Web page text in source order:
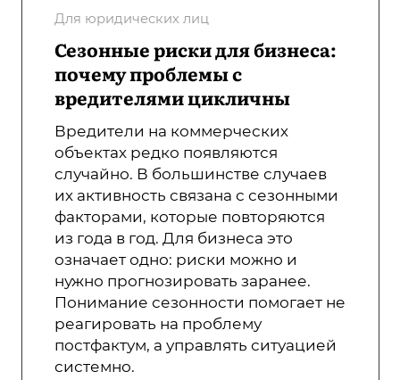
Для юридических лиц
Сезонные риски для бизнеса:
почему проблемы с
вредителями цикличны
Вредители на коммерческих
объектах редко появляются
случайно. В большинстве случаев
их активность связана с сезонными
факторами, которые повторяются
из года в год. Для бизнеса это
означает одно: риски можно и
нужно прогнозировать заранее.
Понимание сезонности помогает не
реагировать на проблему
постфактум, а управлять ситуацией
системно.